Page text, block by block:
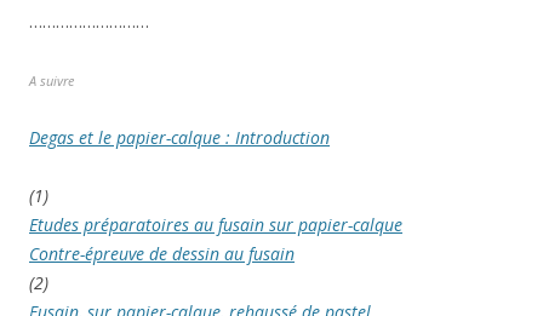
………………………
A suivre
Degas et le papier-calque : Introduction
(1)
Etudes préparatoires au fusain sur papier-calque
Contre-épreuve de dessin au fusain
(2)